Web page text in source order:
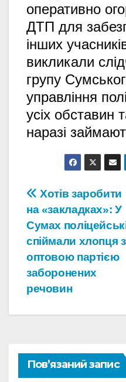
оперативно
ДТП для
інших
викликали
групу
управління
усіх обставин
наразі
Навігація
записів
Хотів заробити
на «закладках»: У
Сумах
спіймали хлопця з
оптовою партією
заборонених
речовин
Пов’язаний запис